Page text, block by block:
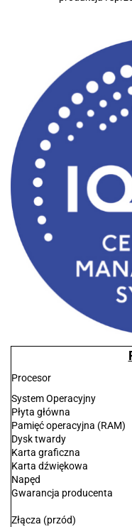
Procesor
System Operacyjny
Płyta główna
Pamięć operacyjna (RAM)
Dysk twardy
Karta graficzna
Karta dźwiękowa
Napęd
Gwarancja producenta
Złącza (przód)